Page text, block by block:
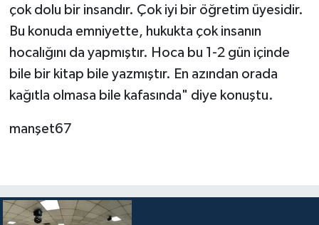
çok dolu bir insandır. Çok iyi bir öğretim üyesidir.
Bu konuda emniyette, hukukta çok insanın
hocalığını da yapmıştır. Hoca bu 1-2 gün içinde
bile bir kitap bile yazmıştır. En azından orada
kağıtla olmasa bile kafasında" diye konuştu.
manşet67